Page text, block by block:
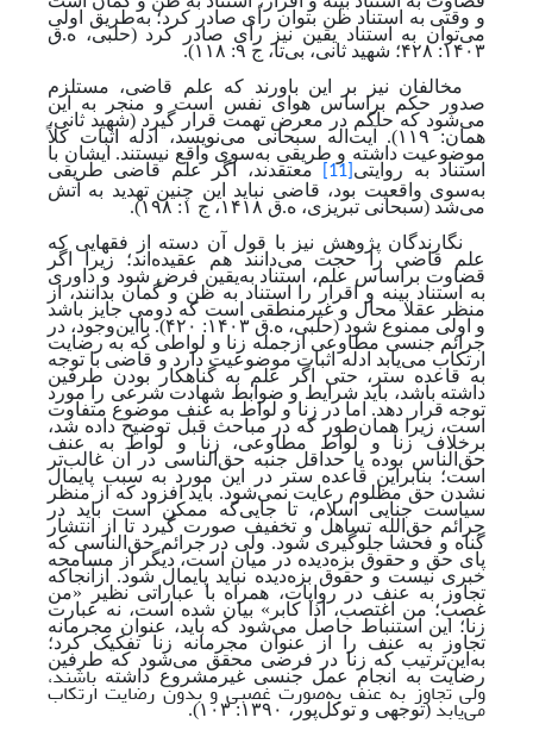
و وقتی به‌ استناد ظن بتوان رأی صادر کرد؛ به‌طریق‌ اولی
می‌توان به‌ استناد یقین نیز رأی صادر کرد(حلبی، ه.ق
۱۴۰۳: ۴۲۸؛ شهید ثانی، بی‌تا، ج ۹: ۱۱۸)
.
مخالفان نیز بر این باورند که علم قاضی، مستلزم
صدور حکم براساس هوای نفس است و منجر به این
می‌شود که حاکم در معرض تهمت قرار گیرد(شهید ثانی،
همان: ۱۱۹).
آیت‌اله سبحانی می‌نویسد، ادله اثبات کلاً
موضوعیت داشته و طریقی به‌سوی واقع نیستند. ایشان با
استناد به روایتی [11]
معتقدند، اگر علم قاضی طریقی
به‌سوی واقعیت بود، قاضی نباید این چنین تهدید به آتش
می‌شد (سبحانی‌ تبریزی، ه.ق ۱۴۱۸، ج ۱: ۱۹۸).
نگارندگان پژوهش نیز با قول آن دسته از فقهایی که
علم قاضی را حجت می‌دانند هم عقیده‌اند؛ زیرا اگر
قضاوت براساس علم، استناد به‌یقین فرض شود و داوری
به‌ استناد بینه و اقرار را استناد به ظن و گمان بدانند، از
منظر عقلا محال و غیرمنطقی است که دومی جایز باشد
و اولی ممنوع شود(حلبی، ه.ق ۱۴۰۳: ۴۲۰)
. بااین‌وجود، در
جرائم جنسی مطاوعی ازجمله زنا و لواطی که به رضایت
ارتکاب می‌یابد ادله اثبات موضوعیت دارد و قاضی با توجه
‌به قاعده ستر، حتی اگر علم به گناهکار بودن طرفین
داشته باشد، باید شرایط و ضوابط شهادت شرعی را مورد
توجه قرار دهد. اما در زنا و لواط به عنف موضوع متفاوت
است، زیرا همان‌طور که در مباحث قبل توضیح داده شد،
برخلاف زنا و لواط مطاوعی، زنا و لواط به عنف
حق‌الناس بوده یا حداقل جنبه حق‌الناسی در آن غالب‌تر
است؛ بنابراین قاعده ستر در این مورد به سبب پایمال
‌نشدن حق مظلوم رعایت نمی‌شود. باید افزود که از منظر
سیاست جنایی اسلام، تا جایی‌که ممکن است باید در
جرائم حق‌اللهتساهل و تخفیف صورت گیرد تا از انتشار
گناه و فحشا جلوگیری شود. ولی در جرائم حق‌الناسی که
پای حق ‌و حقوق بزه‌دیده در میان است، دیگر از مسامحه
خبری نیست و حقوق بزه‌دیده نباید پایمال شود. از‌آنجا‌که
تجاوز به عنف در روایات، همراه با عباراتی نظیر «من
غصب؛ من اغتصب، اذا کابر» بیان شده‌ است، نه عبارت
زنا؛ این استنباط حاصل می‌شود که باید، عنوان مجرمانه
تجاوز به عنف را از عنوان مجرمانه زنا تفکیک کرد؛
به‌این‌ترتیب که زنا در فرضی محقق می‌شود که طرفین
رضایت به انجام عمل جنسی غیرمشروع داشته باشند،
ولی تجاوز به عنف به‌صورت غصبی و بدون رضایت ارتکاب
می‌یابد (توجهی و توکل‌پور، ۱۳۹۰: ۱۰۳)
.